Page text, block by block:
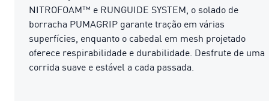
NITROFOAM™ e RUNGUIDE SYSTEM, o solado de
borracha PUMAGRIP garante tração em várias
superfícies, enquanto o cabedal em mesh projetado
oferece respirabilidade e durabilidade. Desfrute de uma
corrida suave e estável a cada passada.